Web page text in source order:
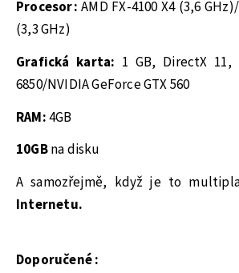
Procesor:AMD FX-4100 X4 (3,6
(3,3 GHz)
Grafická karta: 1 GB, DirectX 11,
6850/NVIDIA GeForce GTX 560
RAM:4GB
10GBna disku
A samozřejmě, když je to
Internetu.
Doporučené :